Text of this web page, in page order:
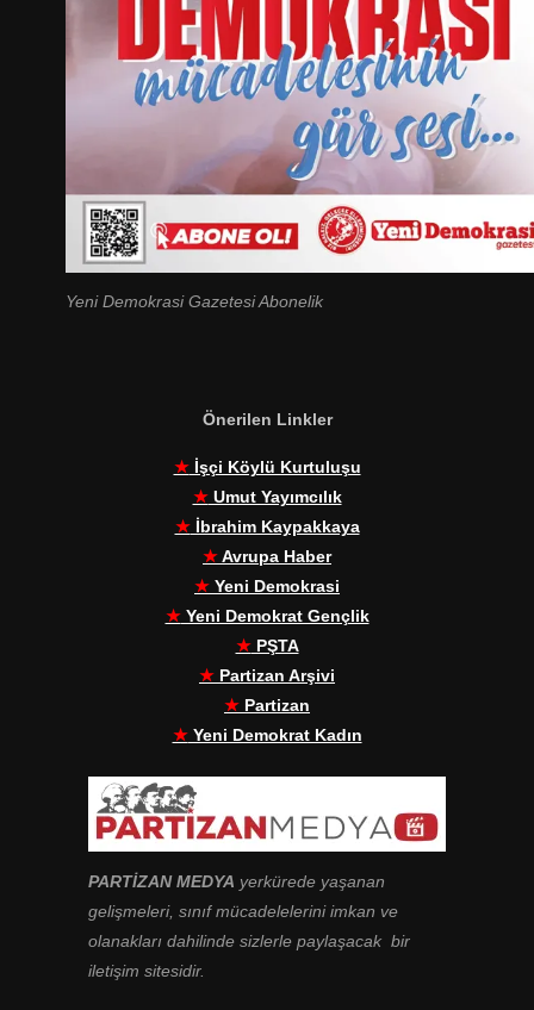
Yeni Demokrasi Gazetesi Abonelik
Önerilen Linkler
★İşçi Köylü Kurtuluşu
★Umut Yayımcılık
★İbrahim Kaypakkaya
★Avrupa Haber
★ Yeni Demokrasi
★Yeni Demokrat Gençlik
★PŞTA
★ Partizan Arşivi
★ Partizan
★Yeni Demokrat Kadın
PARTİZAN MEDYA yerkürede yaşanan
gelişmeleri, sınıf mücadelelerini imkan ve
olanakları dahilinde sizlerle paylaşacak bir
iletişim sitesidir.